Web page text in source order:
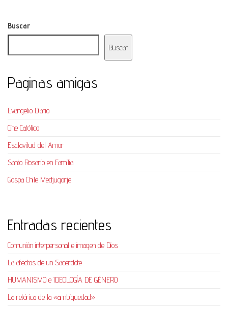
Buscar
Buscar
Paginas amigas
Evangelio Diario
Cine Católico
Esclavitud del Amor
Santo Rosario en Familia
Gospa Chile Medjugorje
Entradas recientes
Comunión interpersonal e imagen de Dios
La afectos de un Sacerdote
HUMANISMO e IDEOLOGÍA DE GÉNERO
La retórica de la «ambigüedad»